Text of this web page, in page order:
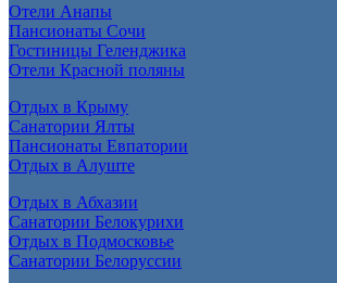
Отели Анапы
Пансионаты Сочи
Гостиницы Геленджика
Отели Красной поляны
Отдых в Крыму
Санатории Ялты
Пансионаты Евпатории
Отдых в Алуште
Отдых в Абхазии
Санатории Белокурихи
Отдых в Подмосковье
Санатории Белоруссии